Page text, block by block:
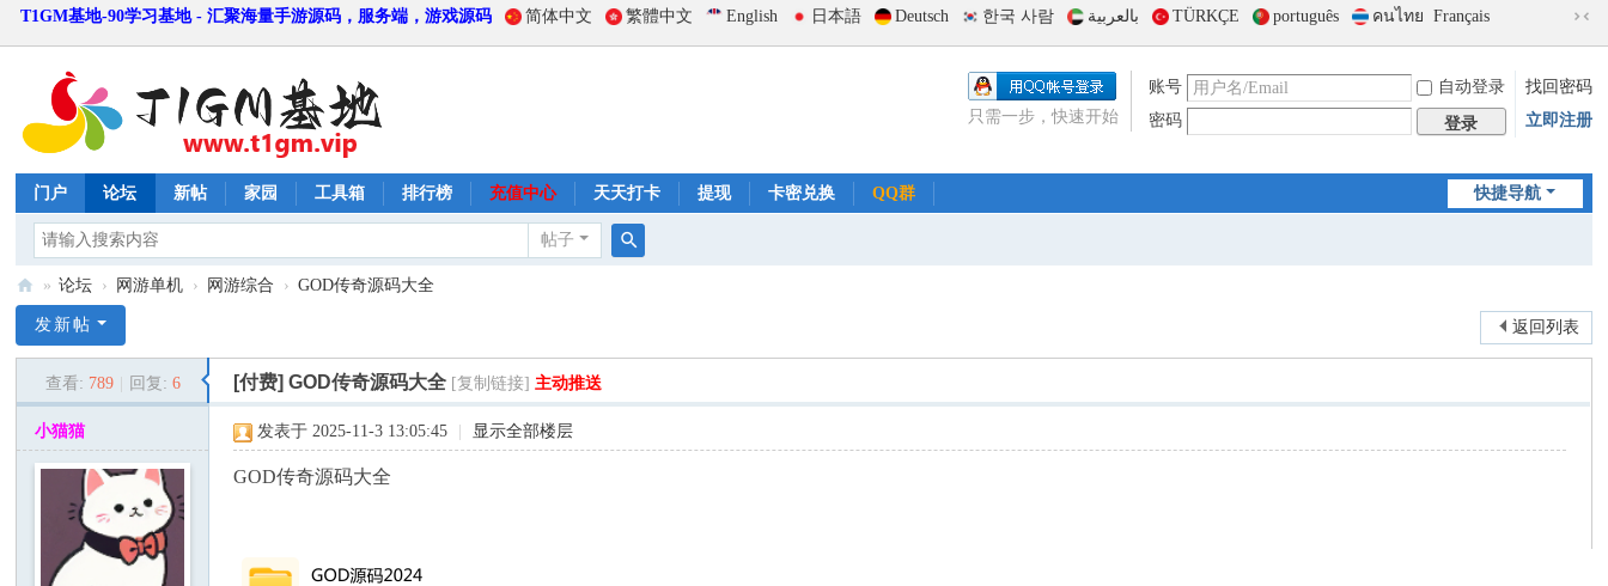
T1GM基地-90学习基地 - 汇聚海量手游源码，服务端，游戏源码 简体中文 繁體中文 English 日本語 Deutsch 한국 사람 بالعربية TÜRKÇE português คนไทย Français
到
版
账号 自动登录
找回密码
密码
登录 立即注册
只需一步，快速开始
快捷导航
门户 论坛 新帖 家园 工具箱 排行榜 充值中心 天天打卡 提现 卡密兑换 QQ群
帖子
1
» 论坛 › 网游单机 › 网游综合 › GOD传奇源码大全
返回列表
发新帖
查看: 789 回复: 6 [付费]GOD传奇源码大全 [复制链接] 主动推送
小猫猫 发表于 2025-11-3 13:05:45 显示全部楼层
GOD传奇源码大全